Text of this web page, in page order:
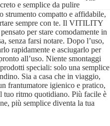
e semplice da pulire
strumento compatto e affidabile,
sempre con te. Il VITILITY
per stare comodamente in
senza farsi notare. Dopo l’uso,
rapidamente e asciugarlo per
all’uso. Niente smontaggi
speciali: solo una semplice
Sia a casa che in viaggio,
frantumatore igienico e pratico,
tuo ritmo quotidiano. Più facile è
più semplice diventa la tua